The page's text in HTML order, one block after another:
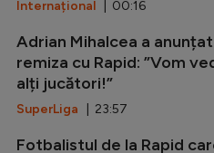
Internațional | 00:16
Adrian Mihalcea a
remiza cu Rapid: ”Vom
alți jucători!”
SuperLiga | 23:57
Fotbalistul de la Rapid